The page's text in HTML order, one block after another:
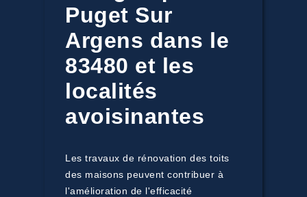
Puget Sur
Argens dans le
83480 et les
localités
avoisinantes
Les travaux de rénovation des toits
des maisons peuvent contribuer à
l'amélioration de l'efficacité